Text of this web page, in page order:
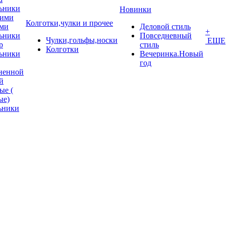
(
Колготки,чулки и прочее
Чулки,гольфы,носки
Колготки
Новинки
Деловой стиль
Повседневный
стиль
Вечеринка.Новый
год
+
ЕЩЕ